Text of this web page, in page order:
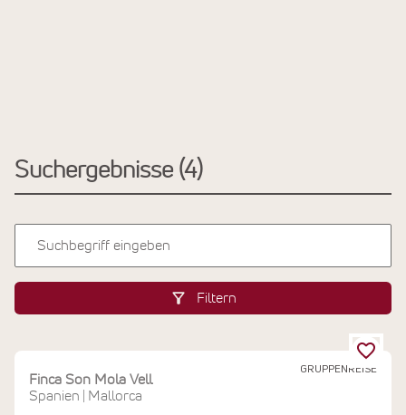
Suchergebnisse 4
Filtern
GRUPPENREISE
Finca Son Mola Vell
Spanien
Mallorca